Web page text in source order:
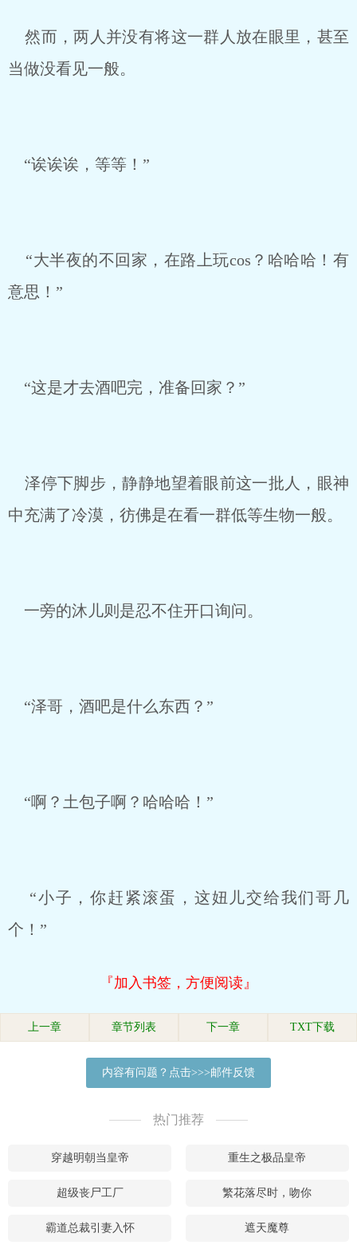
然而，两人并没有将这一群人放在眼里，甚至
当做没看见一般。
“诶诶诶，等等！”
“大半夜的不回家，在路上玩cos？哈哈哈！有
意思！”
“这是才去酒吧完，准备回家？”
泽停下脚步，静静地望着眼前这一批人，眼神
中充满了冷漠，彷佛是在看一群低等生物一般。
一旁的沐儿则是忍不住开口询问。
“泽哥，酒吧是什么东西？”
“啊？土包子啊？哈哈哈！”
“小子，你赶紧滚蛋，这妞儿交给我们哥几
个！”
『加入书签，方便阅读』
上一章 章节列表 下一章 TXT下载
内容有问题？点击>>>邮件反馈
热门推荐
穿越明朝当皇帝 重生之极品皇帝
超级丧尸工厂 繁花落尽时，吻你
霸道总裁引妻入怀 遮天魔尊